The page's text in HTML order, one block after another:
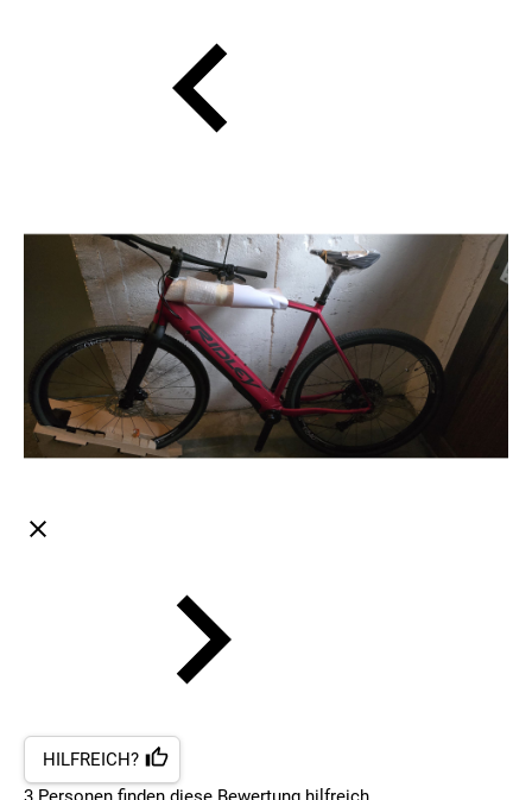
HILFREICH?